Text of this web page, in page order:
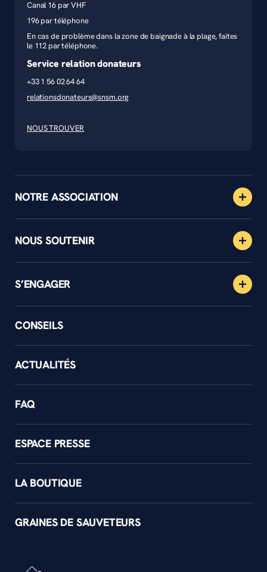
Canal 16 par VHF
196 par téléphone
En cas de problème dans la zone de baignade à la plage, faites
le 112 par téléphone.
Service relation donateurs
+33 1 56 02 64 64
relationsdonateurs@snsm.org
NOUS TROUVER
NOTRE ASSOCIATION
NOUS SOUTENIR
S’ENGAGER
CONSEILS
ACTUALITÉS
FAQ
ESPACE PRESSE
LA BOUTIQUE
GRAINES DE SAUVETEURS